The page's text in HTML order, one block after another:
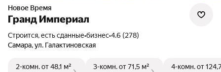
Новое Время
Гранд Империал
Строится, есть сданные•бизнес•4.6 (278)
Самара, ул. Галактиновская
2-комн.от 48,1 м²
3-комн.от 71,5 м²
4-комн.от